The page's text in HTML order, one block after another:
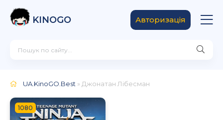
KINOGO Авторизація
UA.KinoGO.Best » Джонатан Лібесман
1080